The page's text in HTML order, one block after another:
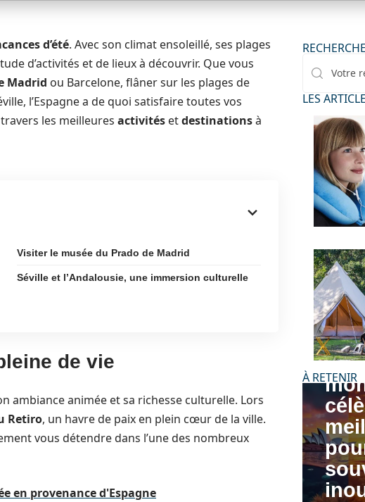
d’été. Avec son climat ensoleillé, ses plages
d’activités et de lieux à découvrir. Que vous
Madrid ou Barcelone, flâner sur les plages de
l’Espagne a de quoi satisfaire toutes vos
les meilleures activités etdestinationsà
Visiter le musée du Prado de Madrid
Séville et l’Andalousie, une immersion culturelle
de vie
ambiance animée et sa richesse culturelle. Lors
Retiro, un havre de paix en plein cœur de la ville.
vous détendre dans l’une des nombreux
en provenance d'Espagne
RECHERCHE
LES
À RETENIR